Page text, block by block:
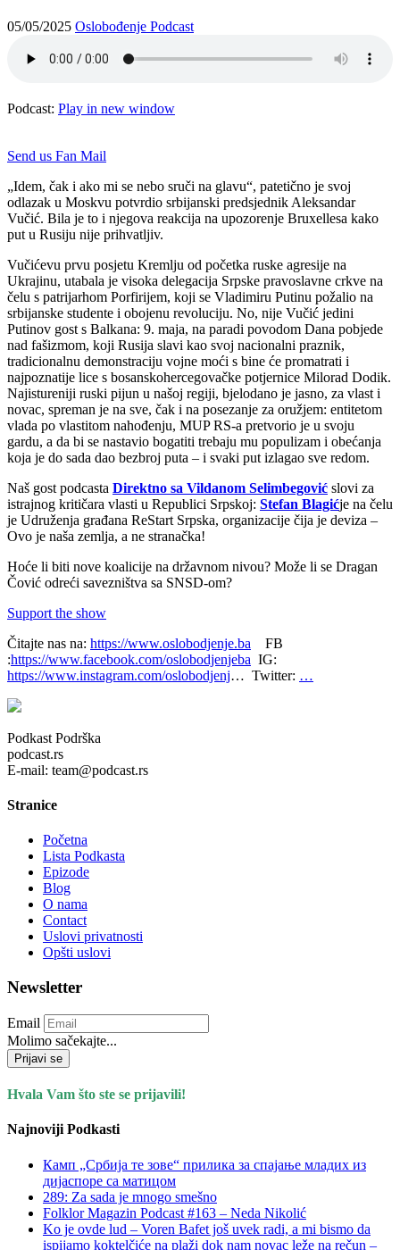
05/05/2025 Oslobođenje Podcast
Podcast: Play in new window
Send us Fan Mail
„Idem, čak i ako mi se nebo sruči na glavu“, patetično je svoj
odlazak u Moskvu potvrdio srbijanski predsjednik Aleksandar
Vučić. Bila je to i njegova reakcija na upozorenje Bruxellesa kako
put u Rusiju nije prihvatljiv.
Vučićevu prvu posjetu Kremlju od početka ruske agresije na
Ukrajinu, utabala je visoka delegacija Srpske pravoslavne crkve na
čelu s patrijarhom Porfirijem, koji se Vladimiru Putinu požalio na
srbijanske studente i obojenu revoluciju. No, nije Vučić jedini
Putinov gost s Balkana: 9. maja, na paradi povodom Dana pobjede
nad fašizmom, koji Rusija slavi kao svoj nacionalni praznik,
tradicionalnu demonstraciju vojne moći s bine će promatrati i
najpoznatije lice s bosanskohercegovačke potjernice Milorad Dodik.
Najistureniji ruski pijun u našoj regiji, bjelodano je jasno, za vlast i
novac, spreman je na sve, čak i na posezanje za oružjem: entitetom
vlada po vlastitom nahođenju, MUP RS-a pretvorio je u svoju
gardu, a da bi se nastavio bogatiti trebaju mu populizam i obećanja
koja je do sada dao bezbroj puta – i svaki put izlagao sve redom.
Naš gost podcasta Direktno sa Vildanom Selimbegović slovi za
istrajnog kritičara vlasti u Republici Srpskoj: Stefan Blagićje na čelu
je Udruženja građana ReStart Srpska, organizacije čija je deviza –
Ovo je naša zemlja, a ne stranačka!
Hoće li biti nove koalicije na državnom nivou? Može li se Dragan
Čović odreći savezništva sa SNSD-om?
Support the show
Čitajte nas na: https://www.oslobodjenje.ba FB
:https://www.facebook.com/oslobodjenjeba IG:
https://www.instagram.com/oslobodjenj… Twitter: …
Podkast Podrška
podcast.rs
E-mail: team@podcast.rs
Stranice
Početna
Lista Podkasta
Epizode
Blog
O nama
Contact
Uslovi privatnosti
Opšti uslovi
Newsletter
Email
Molimo sačekajte...
Prijavi se
Hvala Vam što ste se prijavili!
Najnoviji Podkasti
Камп „Србија те зове“ прилика за спајање младих из
дијаспоре са матицом
289: Za sada je mnogo smešno
Folklor Magazin Podcast #163 – Neda Nikolić
Ko je ovde lud – Voren Bafet još uvek radi, a mi bismo da
ispijamo koktelčiće na plaži dok nam novac leže na rečun –